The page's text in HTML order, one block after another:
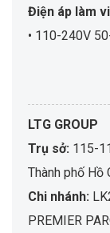
Điện áp làm
• 110-240V
LTG GROUP
Trụ sở: 115-
Thành phố Hồ
Chi nhánh:
PREMIER